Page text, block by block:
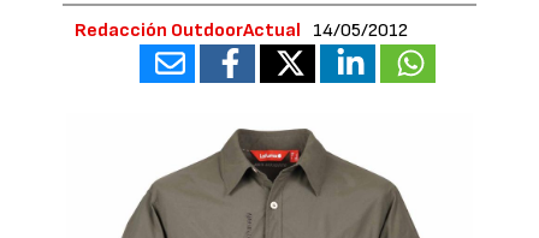
Redacción OutdoorActual 14/05/2012